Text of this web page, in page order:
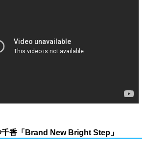
香「Brand New Bright Step」